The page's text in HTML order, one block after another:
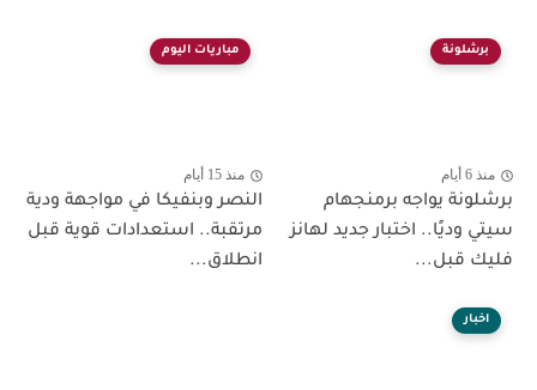
برشلونة
منذ 6 أيام
برشلونة يواجه برمنجهام
سيتي وديًا.. اختبار جديد لهانز
فليك قبل...
مباريات اليوم
منذ 15 أيام
النصر وبنفيكا في مواجهة ودية
مرتقبة.. استعدادات قوية قبل
انطلاق...
اخبار